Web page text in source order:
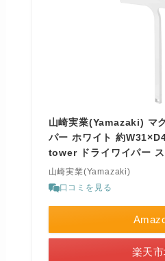
山崎実業(Yamazaki) マ
パー ホワイト 約
tower ドライワイパー
山崎実業(Yamazaki)
口コミを見る
楽天